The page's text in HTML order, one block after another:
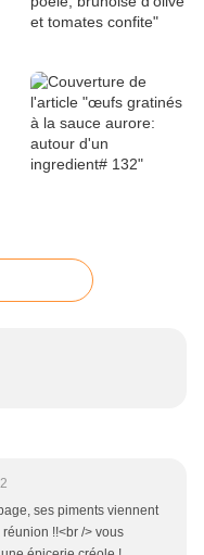
ses piments viennent
!!<br /> vous